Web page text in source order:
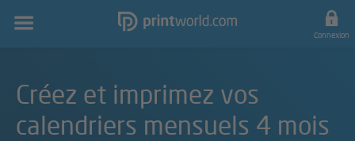
Navigation
principale Connexion
Créez et imprimez vos
calendriers mensuels 4 mois